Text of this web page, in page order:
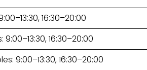
16:30–20:00
9:00–13:30, 16:30–20:00
9:00–13:30, 16:30–20:00